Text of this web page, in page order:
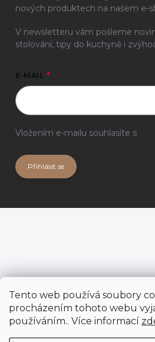
Tento web používá soubory
procházením tohoto webu
používáním.. Více informací
nových produktech na našem e-
V newsletteru vám pošleme
stolování, tipy do kuchyně i
E-MAIL
Vložením e-mailu souhlasíte s
Přihlásit se